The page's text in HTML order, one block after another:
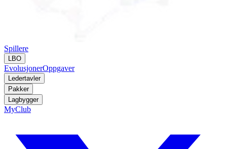
Spillere
LBO
EvolusjonerOppgaver
Ledertavler
Pakker
Lagbygger
MyClub